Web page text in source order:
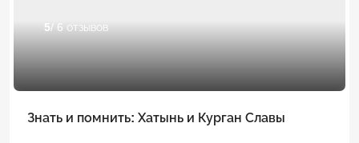
5/ 6 отзывов
Знать и помнить: Хатынь и Курган Славы